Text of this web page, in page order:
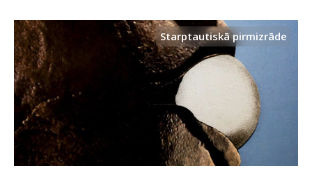
Starptautiskā pirmizrāde